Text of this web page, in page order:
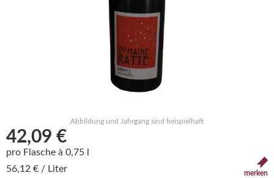
Abbildung und Jahrgang sind beispielhaft
42,09 €
pro Flasche à 0,75 l
56,12 € / Liter
merken